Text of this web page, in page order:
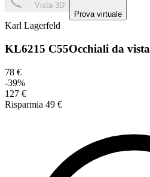
Vista 3D
Prova virtuale
Karl Lagerfeld
KL6215 C55Occhiali da vista
78 €
-39%
127 €
Risparmia 49 €